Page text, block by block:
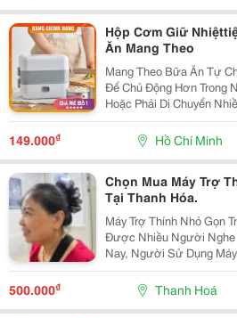
Hộp Cơm Giữ
Ăn Mang Theo
Mang Theo Bữa Ăn Tự
Để Chủ Động Hơn Trong
Hoặc Phải Di Chuyển
Các Món Ăn Được Sắp
Và Phù Hợp Với Nhiều Lịch
149.000₫ Hồ Chí Minh
Chọn Mua Máy Trợ
Tại Thanh Hóa.
Máy Trợ Thính Nhỏ Gọn
Được Nhiều Người Nghe
Nay, Người Sử Dụng
Tâm Đến Nghe Rõ, Mà
Nhỏ Gọn, Thẩm Mỹ, Dễ
500.000₫ Thanh Hoá